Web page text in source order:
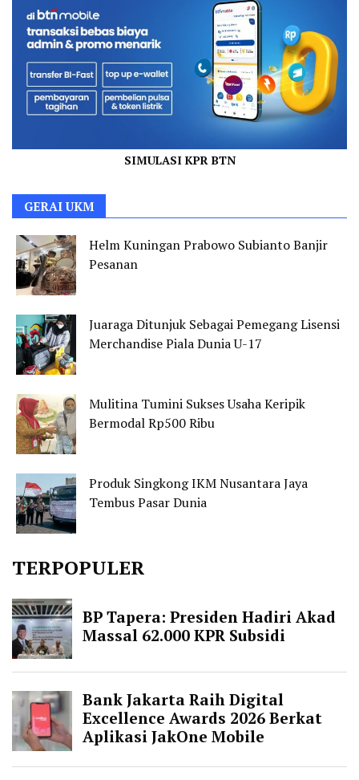
SIMULASI KPR BTN
GERAI UKM
Helm Kuningan Prabowo Subianto Banjir
Pesanan
Juaraga Ditunjuk Sebagai Pemegang Lisensi
Merchandise Piala Dunia U-17
Mulitina Tumini Sukses Usaha Keripik
Bermodal Rp500 Ribu
Produk Singkong IKM Nusantara Jaya
Tembus Pasar Dunia
TERPOPULER